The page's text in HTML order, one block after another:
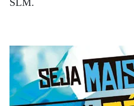
SLM.